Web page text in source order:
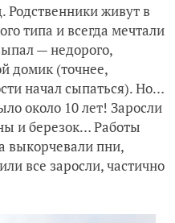
Родственники живут в
типа и всегда мечтали
— недорого,
домик (точнее,
начал сыпаться). Но…
около 10 лет! Заросли
и березок… Работы
выкорчевали пни,
все заросли, частично